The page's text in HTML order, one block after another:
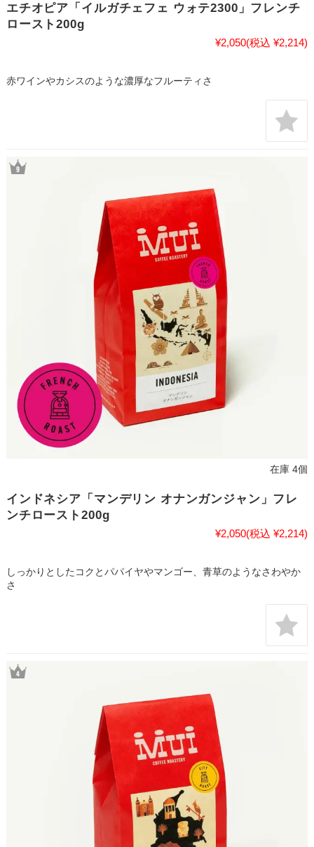
エチオピア「イルガチェフェ ウォテ2300」フレンチ
ロースト200g
¥2,050(税込 ¥2,214)
赤ワインやカシスのような濃厚なフルーティさ
在庫 4個
インドネシア「マンデリン オナンガンジャン」フレ
ンチロースト200g
¥2,050(税込 ¥2,214)
しっかりとしたコクとパパイヤやマンゴー、青草のようなさわやか
さ